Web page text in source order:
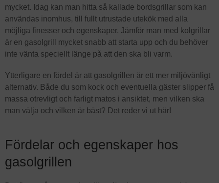
mycket. Idag kan man hitta så kallade bordsgrillar som kan
användas inomhus, till fullt utrustade utekök med alla
möjliga finesser och egenskaper. Jämför man med kolgrillar
är en gasolgrill mycket snabb att starta upp och du behöver
inte vänta speciellt länge på att den ska bli varm.
Ytterligare en fördel är att gasolgrillen är ett mer miljövänligt
alternativ. Både du som kock och eventuella gäster slipper få
massa otrevligt och farligt matos i ansiktet, men vilken ska
man välja och vilken är bäst? Det reder vi ut här!
Fördelar och egenskaper hos
gasolgrillen